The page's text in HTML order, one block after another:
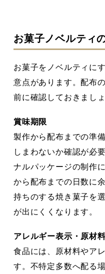
お菓子ノベルティ
お菓子をノベルティに
意点があります。配布
前に確認しておきましょ
賞味期限
製作から配布までの準
しまわないか確認が必
ナルパッケージの制作
から配布までの日数に
持ちのする焼き菓子を
が出にくくなります。
アレルギー表示・原材
食品には、原材料やア
す。不特定多数へ配る